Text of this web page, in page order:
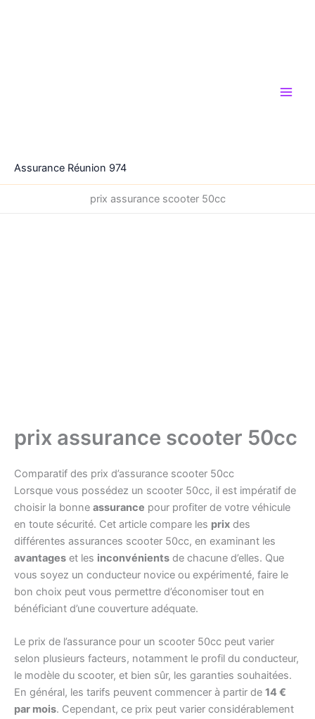
Assurance Réunion 974
prix assurance scooter 50cc
prix assurance scooter 50cc
Comparatif des prix d’assurance scooter 50cc
Lorsque vous possédez un scooter 50cc, il est impératif de
choisir la bonne assurance pour profiter de votre véhicule
en toute sécurité. Cet article compare les prix des
différentes assurances scooter 50cc, en examinant les
avantages et les inconvénients de chacune d’elles. Que
vous soyez un conducteur novice ou expérimenté, faire le
bon choix peut vous permettre d’économiser tout en
bénéficiant d’une couverture adéquate.
Le prix de l’assurance pour un scooter 50cc peut varier
selon plusieurs facteurs, notamment le profil du conducteur,
le modèle du scooter, et bien sûr, les garanties souhaitées.
En général, les tarifs peuvent commencer à partir de 14 €
par mois. Cependant, ce prix peut varier considérablement